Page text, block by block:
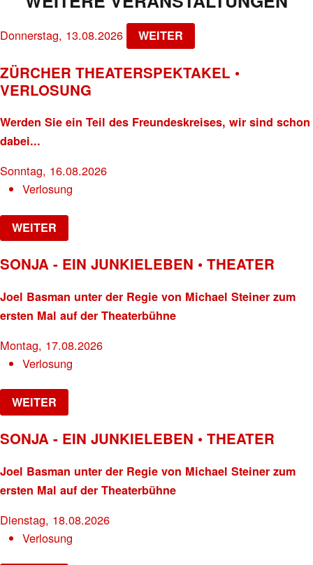
Donnerstag, 13.08.2026 WEITER
ZÜRCHER THEATERSPEKTAKEL •
VERLOSUNG
Werden Sie ein Teil des Freundeskreises, wir sind schon
dabei...
Sonntag, 16.08.2026
Verlosung
WEITER
SONJA - EIN JUNKIELEBEN • THEATER
Joel Basman unter der Regie von Michael Steiner zum
ersten Mal auf der Theaterbühne
Montag, 17.08.2026
Verlosung
WEITER
SONJA - EIN JUNKIELEBEN • THEATER
Joel Basman unter der Regie von Michael Steiner zum
ersten Mal auf der Theaterbühne
Dienstag, 18.08.2026
Verlosung